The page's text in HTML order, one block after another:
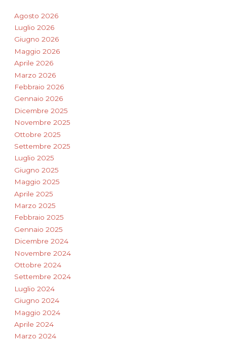
Agosto 2026
Luglio 2026
Giugno 2026
Maggio 2026
Aprile 2026
Marzo 2026
Febbraio 2026
Gennaio 2026
Dicembre 2025
Novembre 2025
Ottobre 2025
Settembre 2025
Luglio 2025
Giugno 2025
Maggio 2025
Aprile 2025
Marzo 2025
Febbraio 2025
Gennaio 2025
Dicembre 2024
Novembre 2024
Ottobre 2024
Settembre 2024
Luglio 2024
Giugno 2024
Maggio 2024
Aprile 2024
Marzo 2024